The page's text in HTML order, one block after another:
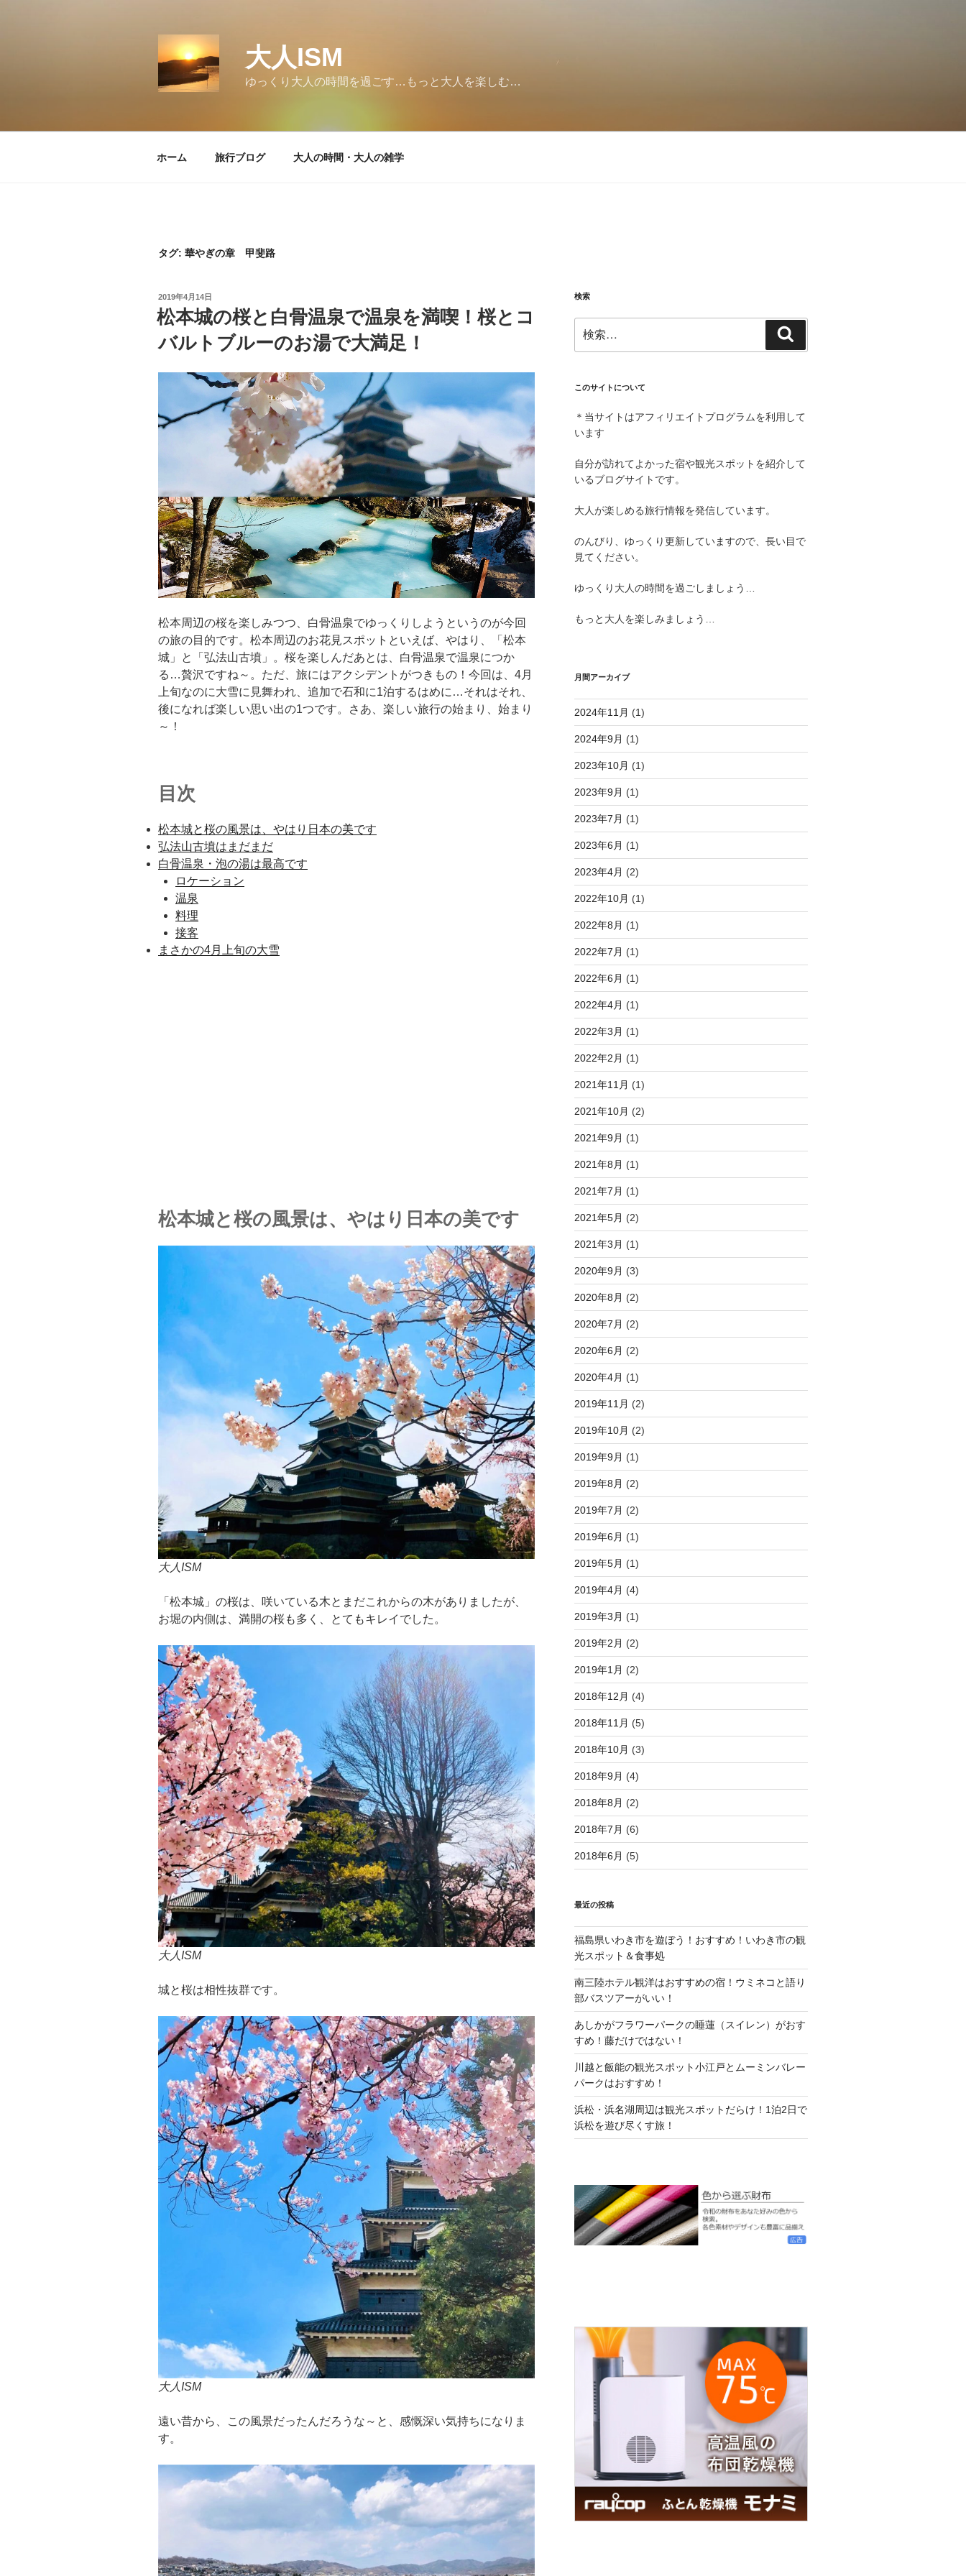
キ
大人ISM
ゆっくり大人の時間を過ごす…もっと大人を楽しむ…
ホーム 旅行ブログ 大人の時間・大人の雑学
タグ: 華やぎの章 甲斐路
投
稿
日:
2019年4月14日
松本城の桜と白骨温泉で温泉を満喫！桜とコ
バルトブルーのお湯で大満足！
松本周辺の桜を楽しみつつ、白骨温泉でゆっくりしようというのが今回
の旅の目的です。松本周辺のお花見スポットといえば、やはり、「松本
城」と「弘法山古墳」。桜を楽しんだあとは、白骨温泉で温泉につか
る…贅沢ですね～。ただ、旅にはアクシデントがつきもの！今回は、4月
上旬なのに大雪に見舞われ、追加で石和に1泊するはめに…それはそれ、
後になれば楽しい思い出の1つです。さあ、楽しい旅行の始まり、始まり
～！
目次
松本城と桜の風景は、やはり日本の美です
弘法山古墳はまだまだ
白骨温泉・泡の湯は最高です
ロケーション
温泉
料理
接客
まさかの4月上旬の大雪
松本城と桜の風景は、やはり日本の美です
大人ISM
「松本城」の桜は、咲いている木とまだこれからの木がありましたが、
お堀の内側は、満開の桜も多く、とてもキレイでした。
大人ISM
城と桜は相性抜群です。
大人ISM
遠い昔から、この風景だったんだろうな～と、感慨深い気持ちになりま
す。
検索
索:
索
このサイトについて
＊当サイトはアフィリエイトプログラムを利用して
います
自分が訪れてよかった宿や観光スポットを紹介して
いるブログサイトです。
大人が楽しめる旅行情報を発信しています。
のんびり、ゆっくり更新していますので、長い目で
見てください。
ゆっくり大人の時間を過ごしましょう…
もっと大人を楽しみましょう…
月間アーカイブ
2024年11月 (1)
2024年9月 (1)
2023年10月 (1)
2023年9月 (1)
2023年7月 (1)
2023年6月 (1)
2023年4月 (2)
2022年10月 (1)
2022年8月 (1)
2022年7月 (1)
2022年6月 (1)
2022年4月 (1)
2022年3月 (1)
2022年2月 (1)
2021年11月 (1)
2021年10月 (2)
2021年9月 (1)
2021年8月 (1)
2021年7月 (1)
2021年5月 (2)
2021年3月 (1)
2020年9月 (3)
2020年8月 (2)
2020年7月 (2)
2020年6月 (2)
2020年4月 (1)
2019年11月 (2)
2019年10月 (2)
2019年9月 (1)
2019年8月 (2)
2019年7月 (2)
2019年6月 (1)
2019年5月 (1)
2019年4月 (4)
2019年3月 (1)
2019年2月 (2)
2019年1月 (2)
2018年12月 (4)
2018年11月 (5)
2018年10月 (3)
2018年9月 (4)
2018年8月 (2)
2018年7月 (6)
2018年6月 (5)
最近の投稿
福島県いわき市を遊ぼう！おすすめ！いわき市の観
光スポット＆食事処
南三陸ホテル観洋はおすすめの宿！ウミネコと語り
部バスツアーがいい！
あしかがフラワーパークの睡蓮（スイレン）がおす
すめ！藤だけではない！
川越と飯能の観光スポット小江戸とムーミンバレー
パークはおすすめ！
浜松・浜名湖周辺は観光スポットだらけ！1泊2日で
浜松を遊び尽くす旅！